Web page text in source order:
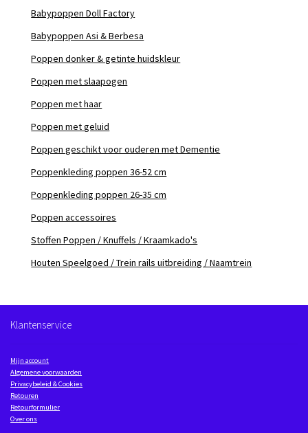
Babypoppen Doll Factory
Babypoppen Asi & Berbesa
Poppen donker & getinte huidskleur
Poppen met slaapogen
Poppen met haar
Poppen met geluid
Poppen geschikt voor ouderen met Dementie
Poppenkleding poppen 36-52 cm
Poppenkleding poppen 26-35 cm
Poppen accessoires
Stoffen Poppen / Knuffels / Kraamkado's
Houten Speelgoed / Trein rails uitbreiding / Naamtrein
Klantenservice
Mijn account
Algemene voorwaarden
Privacybeleid & Cookies
Retouren
Retourformulier
Over ons